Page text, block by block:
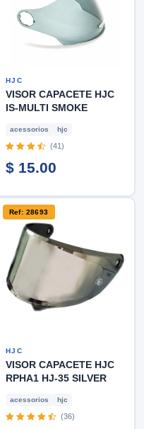
HJC
VISOR CAPACETE HJC
IS-MULTI SMOKE
acessorios hjc
(41)
$ 15.00
Ref: 28693
HJC
VISOR CAPACETE HJC
RPHA1 HJ-35 SILVER
acessorios hjc
(36)